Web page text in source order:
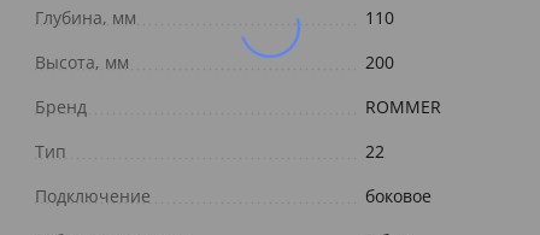
Глубина, мм
110
Высота, мм
200
Бренд
ROMMER
Тип
22
Подключение
боковое